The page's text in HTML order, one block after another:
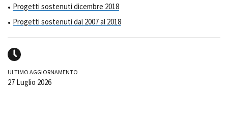
Progetti sostenuti dicembre 2018
Progetti sostenuti dal 2007 al 2018
ULTIMO AGGIORNAMENTO
27 Luglio 2026